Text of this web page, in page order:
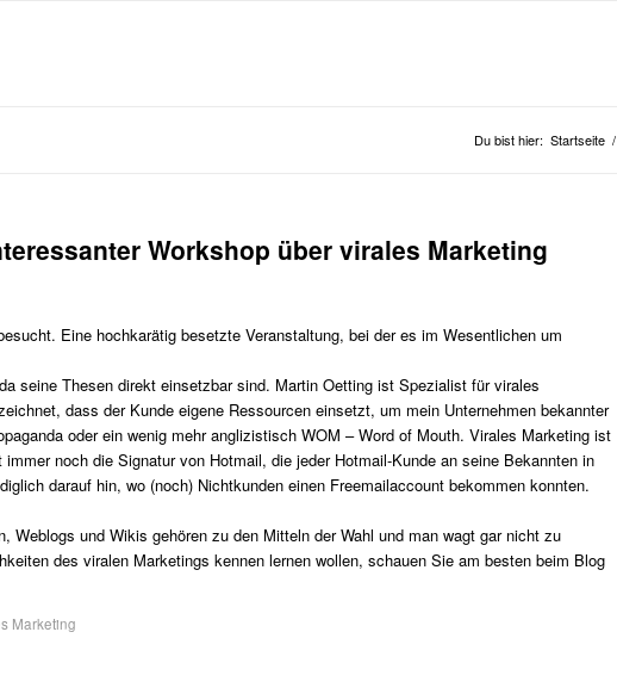
Du bist hier: Startseite /
Workshop über virales Marketing
Eine hochkarätig besetzte Veranstaltung, bei der es im Wesentlichen um
seine Thesen direkt einsetzbar sind. Martin Oetting ist Spezialist für virales
dass der Kunde eigene Ressourcen einsetzt, um mein Unternehmen bekannter
oder ein wenig mehr anglizistisch WOM – Word of Mouth. Virales Marketing ist
noch die Signatur von Hotmail, die jeder Hotmail-Kunde an seine Bekannten in
darauf hin, wo (noch) Nichtkunden einen Freemailaccount bekommen konnten.
Weblogs und Wikis gehören zu den Mitteln der Wahl und man wagt gar nicht zu
des viralen Marketings kennen lernen wollen, schauen Sie am besten beim Blog
Marketing